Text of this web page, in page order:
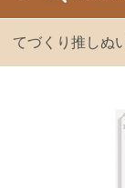
てづくり推し